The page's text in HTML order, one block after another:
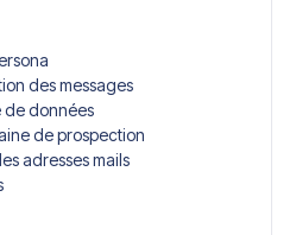
des messages
de données
de prospection
adresses mails